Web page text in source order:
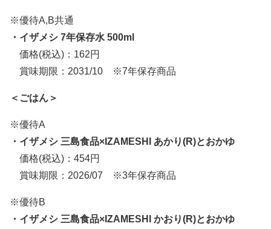
※優待A,B共通
・イザメシ 7年保存水 500ml
価格(税込)：162円
賞味期限：2031/10 ※7年保存商品
＜ごはん＞
※優待A
・イザメシ 三島食品×IZAMESHI あかり(R)とおかゆ
価格(税込)：454円
賞味期限：2026/07 ※3年保存商品
※優待B
・イザメシ 三島食品×IZAMESHI かおり(R)とおかゆ